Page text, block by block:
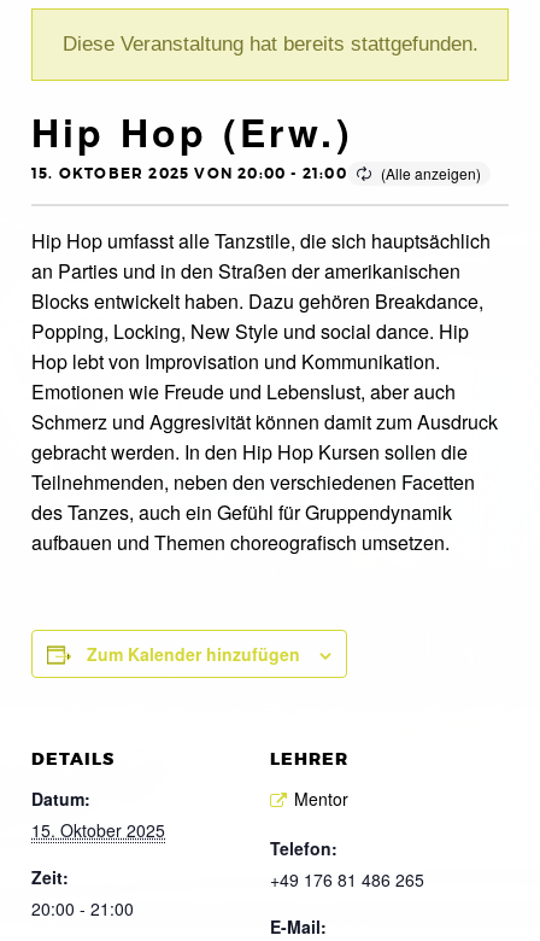
Diese Veranstaltung hat bereits stattgefunden.
Hip Hop (Erw.)
15. OKTOBER 2025 VON 20:00 - 21:00
Hip Hop umfasst alle Tanzstile, die sich hauptsächlich
an Parties und in den Straßen der amerikanischen
Blocks entwickelt haben. Dazu gehören Breakdance,
Popping, Locking, New Style und social dance. Hip
Hop lebt von Improvisation und Kommunikation.
Emotionen wie Freude und Lebenslust, aber auch
Schmerz und Aggresivität können damit zum Ausdruck
gebracht werden. In den Hip Hop Kursen sollen die
Teilnehmenden, neben den verschiedenen Facetten
des Tanzes, auch ein Gefühl für Gruppendynamik
aufbauen und Themen choreografisch umsetzen.
Zum Kalender hinzufügen
DETAILS
Datum:
15. Oktober 2025
Zeit:
20:00 - 21:00
LEHRER
Mentor
Telefon:
+49 176 81 486 265
E-Mail: